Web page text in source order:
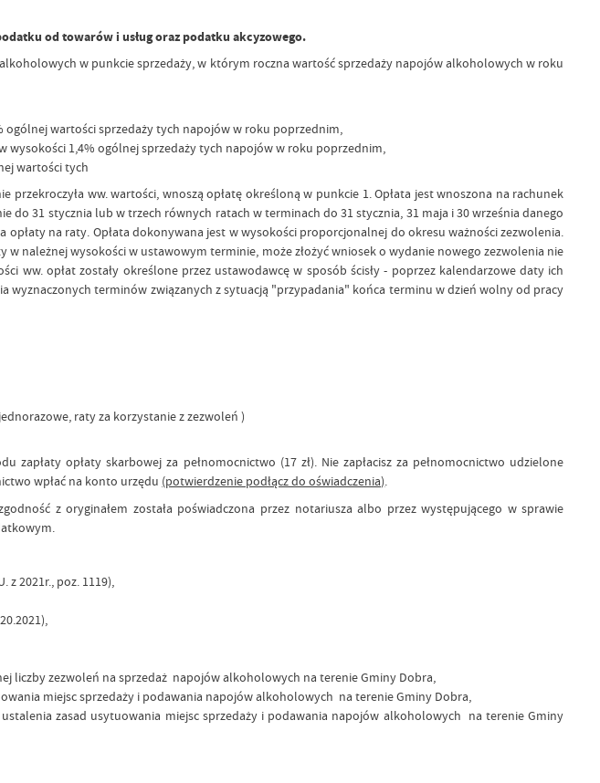
od towarów i usług oraz podatku akcyzowego.
w punkcie sprzedaży, w którym roczna wartość sprzedaży napojów alkoholowych w roku
ogólnej wartości sprzedaży tych napojów w roku poprzednim,
wysokości 1,4% ogólnej sprzedaży tych napojów w roku poprzednim,
wartości tych
ww. wartości, wnoszą opłatę określoną w punkcie 1.Opłata jest wnoszona na rachunek
31 stycznia lub w trzech równych ratach w terminach do 31 stycznia, 31 maja i 30 września danego
na raty. Opłata dokonywana jest w wysokości proporcjonalnej do okresu ważności zezwolenia.
należnej wysokości w ustawowym terminie, może złożyć wniosek o wydanie nowego zezwolenia nie
ww. opłat zostały określone przez ustawodawcę w sposób ścisły - poprzez kalendarzowe daty ich
wyznaczonych terminów związanych z sytuacją "przypadania" końca terminu w dzień wolny od pracy
raty za korzystanie z zezwoleń )
zapłaty opłaty skarbowej za pełnomocnictwo (17 zł). Nie zapłacisz za pełnomocnictwo udzielone
wpłać na konto urzędu (potwierdzenie podłącz do oświadczenia).
z oryginałem została poświadczona przez notariusza albo przez występującego w sprawie
z 2021r., poz. 1119),
liczby zezwoleń na sprzedaż napojów alkoholowych na terenie Gminy Dobra,
miejsc sprzedaży i podawania napojów alkoholowych na terenie Gminy Dobra,
zasad usytuowania miejsc sprzedaży i podawania napojów alkoholowych na terenie Gminy